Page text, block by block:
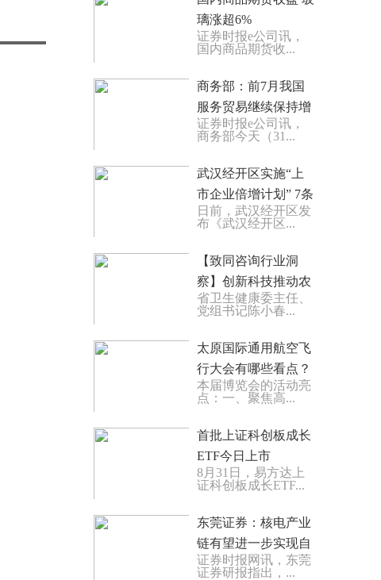
璃涨超6%
证券时报e公司讯，
国内商品期货收...
商务部：前7月我国
服务贸易继续保持增
长态势
证券时报e公司讯，
商务部今天（31...
武汉经开区实施“上
市企业倍增计划” 7条
硬核举措助企上市
日前，武汉经开区发
布《武汉经开区...
​【致同咨询行业洞
察】创新科技推动农
业与食品行业转型发
省卫生健康委主任、
党组书记陈小春...
太原国际通用航空飞
行大会有哪些看点？
本届博览会的活动亮
点：一、聚焦高...
首批上证科创板成长
ETF今日上市
8月31日，易方达上
证科创板成长ETF...
东莞证券：核电产业
链有望进一步实现自
主可控 核电项目成本
证券时报网讯，东莞
证券研报指出，...